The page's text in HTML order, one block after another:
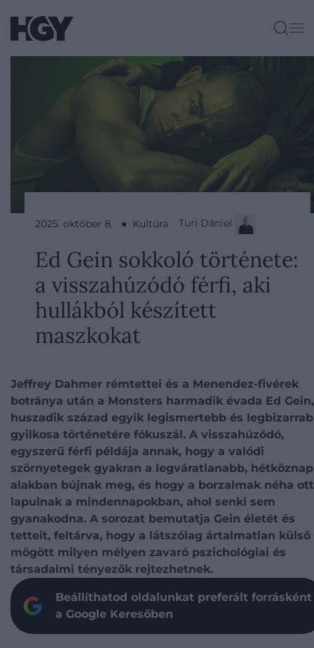
2025. október 8. ● Kultúra Turi Dániel
Ed Gein sokkoló története:
a visszahúzódó férfi, aki
hullákból készített
maszkokat
Jeffrey Dahmer rémtettei és a Menendez-fivérek
botránya után a Monsters harmadik évada Ed
huszadik század egyik legismertebb és
gyilkosa történetére fókuszál. A visszahúzódó,
egyszerű férfi példája annak, hogy a valódi
szörnyetegek gyakran a legváratlanabb,
alakban bújnak meg, és hogy a borzalmak néha ott
lapulnak a mindennapokban, ahol senki sem
gyanakodna. A sorozat bemutatja Gein életét és
tetteit, feltárva, hogy a látszólag ártalmatlan külső
mögött milyen mélyen zavaró pszichológiai és
társadalmi tényezők rejtezhetnek.
Beállíthatod oldalunkat preferált forrásként
a Google Keresőben